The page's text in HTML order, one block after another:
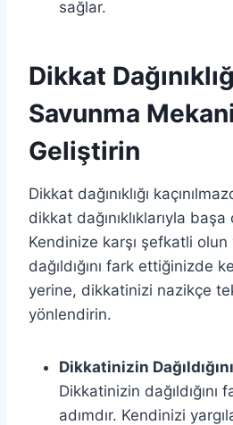
sağlar.
Dikkat
Savunma
Geliştirin
Dikkat dağınıklığı
dikkat dağınıklıklarıyla
Kendinize karşı şefkatli
dağıldığını fark ettiğinizde
yerine, dikkatinizi nazikçe
yönlendirin.
Dikkatinizin
Dikkatinizin dağıldığını
adımdır. Kendinizi